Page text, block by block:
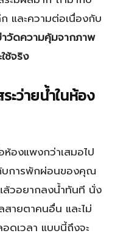
และความต่อเนื่องกับ
วัดความคุ้มจากภาพ
ช้จริง
ะว่ายน้ำในห้อง
ห้องแพงกว่าเสมอไป
บการพักผ่อนของคุณ
วอยากลงน้ำทันที นั่ง
ายตาคนอื่น และไม่
ดเวลา แบบนี้ถึงจะ